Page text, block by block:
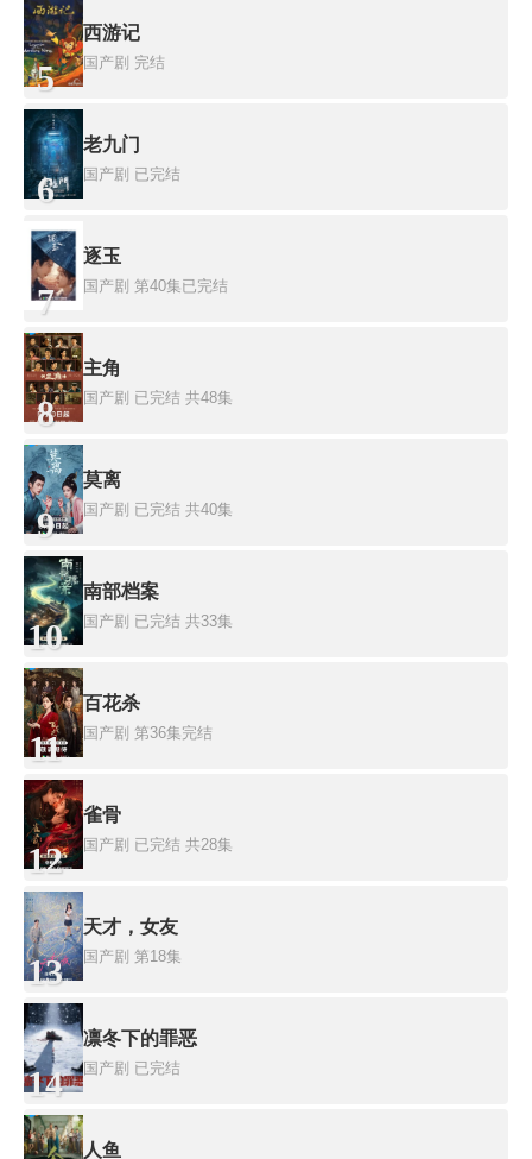
5
西游记
国产剧 完结
6
老九门
国产剧 已完结
7
逐玉
国产剧 第40集已完结
8
主角
国产剧 已完结 共48集
9
莫离
国产剧 已完结 共40集
10
南部档案
国产剧 已完结 共33集
11
百花杀
国产剧 第36集完结
12
雀骨
国产剧 已完结 共28集
13
天才，女友
国产剧 第18集
14
凛冬下的罪恶
国产剧 已完结
人鱼